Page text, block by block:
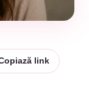
link